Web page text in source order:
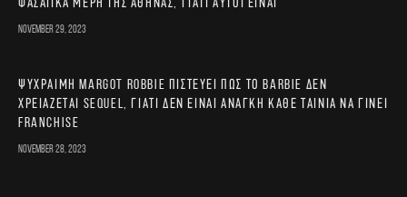
φασαίικα μέρη της Αθήνας, γιατί αυτοί είναι
November 29, 2023
Ψύχραιμη Margot Robbie πιστεύει πως το Barbie δεν
χρειάζεται sequel, γιατί δεν είναι ανάγκη κάθε ταινία να γίνει
franchise
November 28, 2023